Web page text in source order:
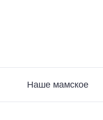
Наше мамское